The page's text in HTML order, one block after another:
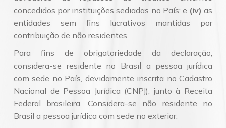
concedidos por instituições sediadas no País; e (iv) as
entidades sem fins lucrativos mantidas por
contribuição de não residentes.
Para fins de obrigatoriedade da declaração,
considera-se residente no Brasil a pessoa jurídica
com sede no País, devidamente inscrita no Cadastro
Nacional de Pessoa Jurídica (CNPJ), junto à Receita
Federal brasileira. Considera-se não residente no
Brasil a pessoa jurídica com sede no exterior.